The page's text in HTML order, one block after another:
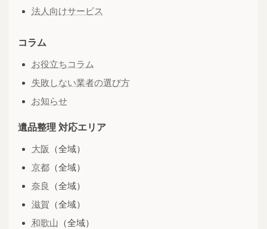
法人向けサービス
コラム
お役立ちコラム
失敗しない業者の選び方
お知らせ
遺品整理 対応エリア
大阪 （全域）
京都（全域）
奈良 （全域）
滋賀 （全域）
和歌山 （全域）